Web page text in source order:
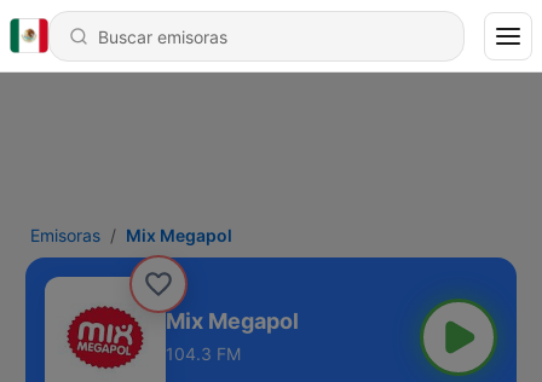
Emisoras Mix Megapol
Mix Megapol
104.3 FM